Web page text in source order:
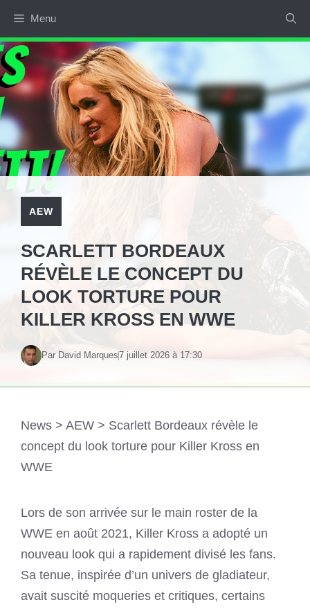
contenu
Menu
AEW
SCARLETT BORDEAUX
RÉVÈLE LE CONCEPT DU
LOOK TORTURE POUR
KILLER KROSS EN WWE
Par David Marques7 juillet 2026 à 17:30
News > AEW > Scarlett Bordeaux révèle le
concept du look torture pour Killer Kross en
WWE
Lors de son arrivée sur le main roster de la
WWE en août 2021, Killer Kross a adopté un
nouveau look qui a rapidement divisé les fans.
Sa tenue, inspirée d’un univers de gladiateur,
avait suscité moqueries et critiques, certains